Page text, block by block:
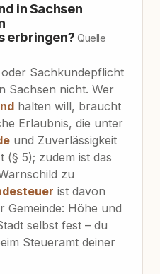
in Sachsen
erbringen? Quelle
Sachkundepflicht
Sachsen nicht. Wer
halten will, braucht
Erlaubnis, die unter
und Zuverlässigkeit
(§ 5); zudem ist das
zu
ist davon
Gemeinde: Höhe und
selbst fest – du
Steueramt deiner